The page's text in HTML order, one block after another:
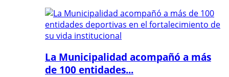
La Municipalidad acompañó a más
de 100 entidades...